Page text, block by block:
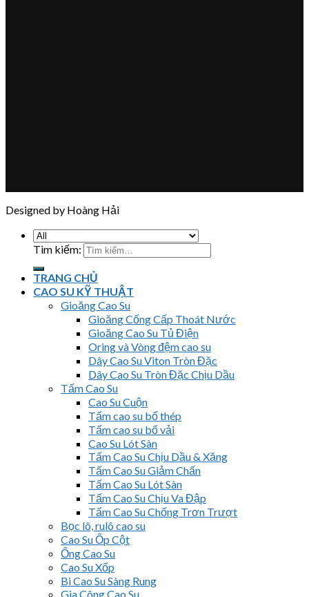
Designed by Hoàng Hải
Tìm kiếm:
TRANG CHỦ
CAO SU KỸ THUẬT
Gioăng Cao Su
Gioăng Cống Cấp Thoát Nước
Gioăng Cao Su Tủ Điện
Oring và Vòng đệm cao su
Dây Cao Su Viton Tròn Đặc
Dây Cao Su Tròn Đặc Chịu Dầu
Tấm Cao Su
Cao Su Cuộn
Tấm cao su bố thép
Tấm cao su bố vải
Cao Su Lót Sàn
Tấm Cao Su Chịu Dầu & Xăng
Tấm Cao Su Giảm Chấn
Tấm Cao Su Lót Sàn
Tấm Cao Su Chịu Va Đập
Tấm Cao Su Chống Trơn Trượt
Bọc lô, rulô cao su
Cao Su Ốp Cột
Ống Cao Su
Cao Su Xốp
Bi Cao Su Sàng Rung
Gia Công Cao Su